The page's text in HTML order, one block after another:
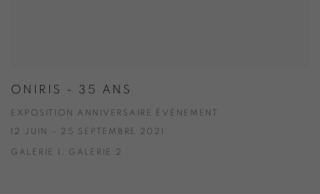
ONIRIS - 35 ANS
EXPOSITION ANNIVERSAIRE ÉVÈNEMENT
12 JUIN - 25 SEPTEMBRE 2021
GALERIE 1, GALERIE 2